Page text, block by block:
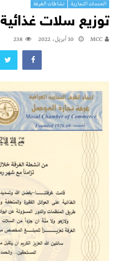
الخدمات التجارية نشاطات الغرفة
توزيع سلات غذائية
MCC 10 أبريل، 2022 238